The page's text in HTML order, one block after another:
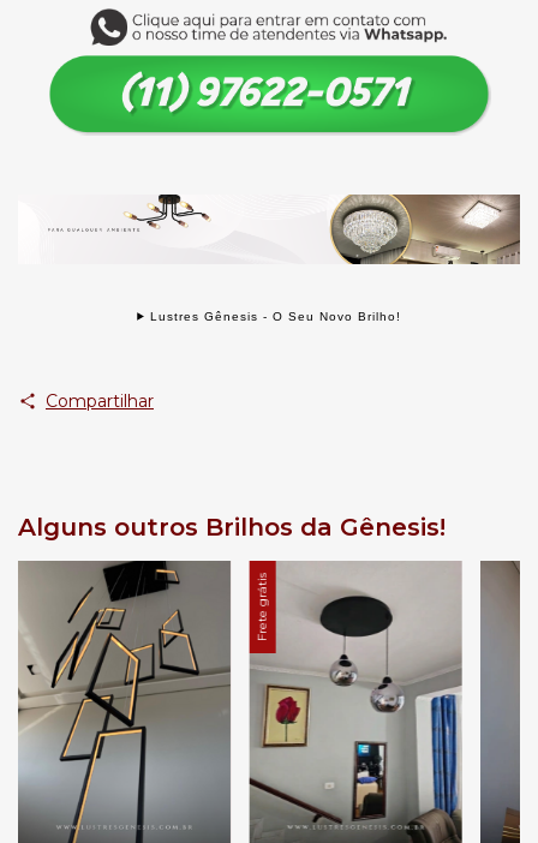
Lustres Gênesis - O Seu Novo Brilho!
Compartilhar
Alguns outros Brilhos da Gênesis!
Frete grátis